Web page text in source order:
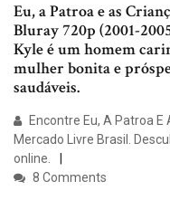
Eu, a Patroa e as
Bluray 720p (2001-
Kyle é um homem
mulher bonita e
saudáveis.
Encontre Eu, A Patroa
Mercado Livre Brasil.
online.
8 Comments